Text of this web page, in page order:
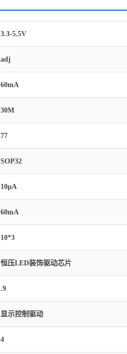
3.3-5.5V
adj
60mA
30M
77
SOP32
10μA
60mA
10*3
恒压LED装饰驱动芯片
.9
显示控制驱动
4